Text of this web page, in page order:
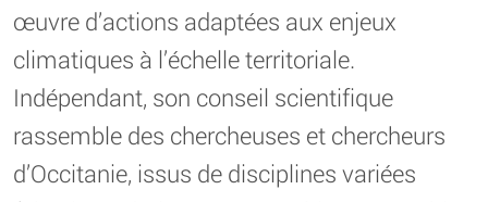
œuvre d’actions adaptées aux enjeux
climatiques à l’échelle territoriale.
Indépendant, son conseil scientifique
rassemble des chercheuses et chercheurs
d’Occitanie, issus de disciplines variées